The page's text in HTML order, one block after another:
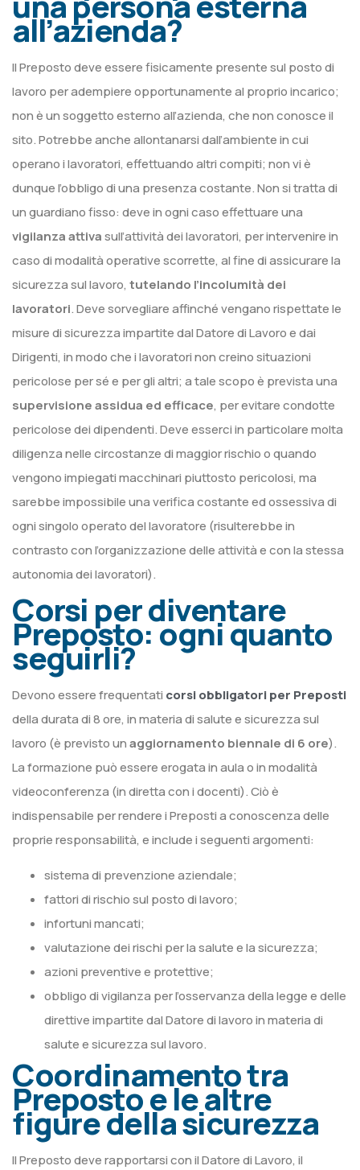
all’azienda?
Il Preposto deve essere fisicamente presente sul posto di
lavoro per adempiere opportunamente al proprio incarico;
non è un soggetto esterno all’azienda, che non conosce il
sito. Potrebbe anche allontanarsi dall’ambiente in cui
operano i lavoratori, effettuando altri compiti; non vi è
dunque l’obbligo di una presenza costante. Non si tratta di
un guardiano fisso: deve in ogni caso effettuare una
vigilanza attivasull’attività dei lavoratori, per intervenire in
caso di modalità operative scorrette, al fine di assicurare la
sicurezza sul lavoro, tutelando l’incolumità dei
lavoratori. Deve sorvegliare affinché vengano rispettate le
misure di sicurezza impartite dal Datore di Lavoro e dai
Dirigenti, in modo che i lavoratori non creino situazioni
pericolose per sé e per gli altri; a tale scopo è prevista una
supervisione assidua ed efficace, per evitare condotte
pericolose dei dipendenti. Deve esserci in particolare molta
diligenza nelle circostanze di maggior rischio o quando
vengono impiegati macchinari piuttosto pericolosi, ma
sarebbe impossibile una verifica costante ed ossessiva di
ogni singolo operato del lavoratore (risulterebbe in
contrasto con l’organizzazione delle attività e con la stessa
autonomia dei lavoratori).
Corsi per diventare
Preposto: ogni quanto
seguirli?
Devono essere frequentati corsi obbligatori per Preposti
della durata di 8 ore, in materia di salute e sicurezza sul
lavoro (è previsto unaggiornamento biennale di 6 ore).
La formazione può essere erogata in aula o in modalità
videoconferenza (in diretta con i docenti). Ciò è
indispensabile per rendere i Preposti a conoscenza delle
proprie responsabilità, e include i seguenti argomenti:
sistema di prevenzione aziendale;
fattori di rischio sul posto di lavoro;
infortuni mancati;
valutazione dei rischi per la salute e la sicurezza;
azioni preventive e protettive;
obbligo di vigilanza per l’osservanza della legge e delle
direttive impartite dal Datore di lavoro in materia di
salute e sicurezza sul lavoro.
Coordinamento tra
Preposto e le altre
figure della sicurezza
Il Preposto deve rapportarsi con il Datore di Lavoro, il